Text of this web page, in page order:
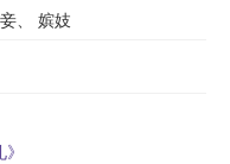
、 嫔妓